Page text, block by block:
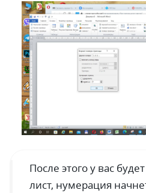
После этого у вас
лист, нумерация